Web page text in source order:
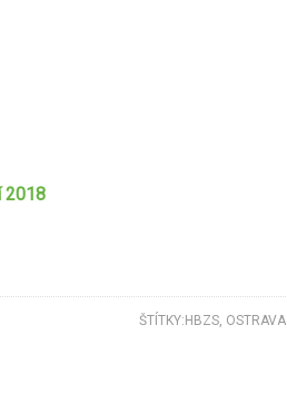
2018
ŠTÍTKY: HBZS, OSTRAVA